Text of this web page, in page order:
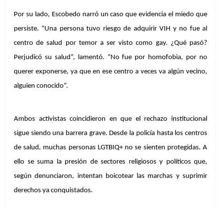
Por su lado, Escobedo narró un caso que evidencia el miedo que
persiste. “Una persona tuvo riesgo de adquirir VIH y no fue al
centro de salud por temor a ser visto como gay. ¿Qué pasó?
Perjudicó su salud”, lamentó. “No fue por homofobia, por no
querer exponerse, ya que en ese centro a veces va algún vecino,
alguien conocido”.
Ambos activistas coincidieron en que el rechazo institucional
sigue siendo una barrera grave. Desde la policía hasta los centros
de salud, muchas personas LGTBIQ+ no se sienten protegidas. A
ello se suma la presión de sectores religiosos y políticos que,
según denunciaron, intentan boicotear las marchas y suprimir
derechos ya conquistados.